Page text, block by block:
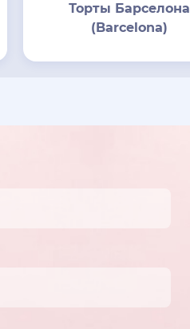
Торты Барселона
(Barcelona)